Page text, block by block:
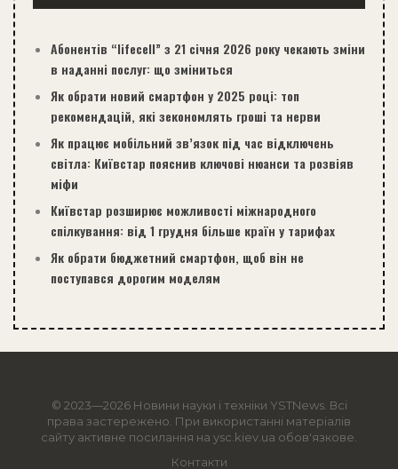
Абонентів “lifecell” з 21 січня 2026 року чекають зміни
в наданні послуг: що зміниться
Як обрати новий смартфон у 2025 році: топ
рекомендацій, які зекономлять гроші та нерви
Як працює мобільний зв’язок під час відключень
світла: Київстар пояснив ключові нюанси та розвіяв
міфи
Київстар розширює можливості міжнародного
спілкування: від 1 грудня більше країн у тарифах
Як обрати бюджетний смартфон, щоб він не
поступався дорогим моделям
© 2023—2026 Новини науки і техніки YSTNews. Всі
права застережено. При використанні матеріалів
сайту активне посилання на ysc.kiev.ua обов'язкове.
Контакти